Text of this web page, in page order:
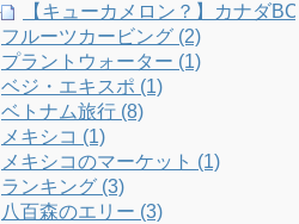
【キューカメロン？】カナダ
フルーツカービング (2)
プラントウォーター (1)
ベジ・エキスポ (1)
ベトナム旅行 (8)
メキシコ (1)
メキシコのマーケット (1)
ランキング (3)
八百森のエリー (3)